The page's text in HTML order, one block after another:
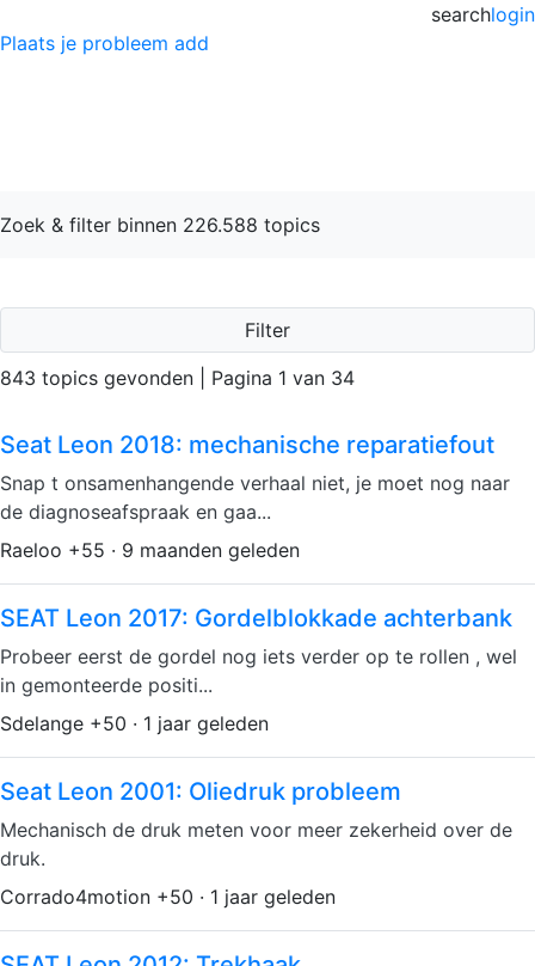
login
search
Plaats je probleem add
Zoek & filter binnen 226.588 topics
Filter
843 topics gevonden | Pagina 1 van 34
Seat Leon 2018: mechanische reparatiefout
Snap t onsamenhangende verhaal niet, je moet nog naar
de diagnoseafspraak en gaa...
Raeloo +55 · 9 maanden geleden
SEAT Leon 2017: Gordelblokkade achterbank
Probeer eerst de gordel nog iets verder op te rollen , wel
in gemonteerde positi...
Sdelange +50 · 1 jaar geleden
Seat Leon 2001: Oliedruk probleem
Mechanisch de druk meten voor meer zekerheid over de
druk.
Corrado4motion +50 · 1 jaar geleden